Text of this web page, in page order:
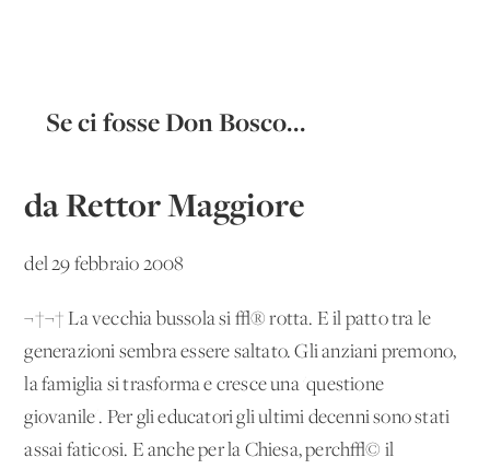
Se ci fosse Don Bosco...
da Rettor Maggiore
del 29 febbraio 2008
¬†¬† La vecchia bussola si √® rotta. E il patto tra le
generazioni sembra essere saltato. Gli anziani premono,
la famiglia si trasforma e cresce una 'questione
giovanile'. Per gli educatori gli ultimi decenni sono stati
assai faticosi. E anche per la Chiesa, perch√© il